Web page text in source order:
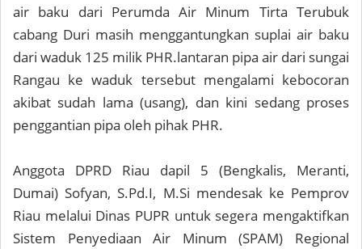
air baku dari Perumda Air Minum Tirta Terubuk
cabang Duri masih menggantungkan suplai air baku
dari waduk 125 milik PHR.lantaran pipa air dari sungai
Rangau ke waduk tersebut mengalami kebocoran
akibat sudah lama (usang), dan kini sedang proses
penggantian pipa oleh pihak PHR.
Anggota DPRD Riau dapil 5 (Bengkalis, Meranti,
Dumai) Sofyan, S.Pd.I, M.Si mendesak ke Pemprov
Riau melalui Dinas PUPR untuk segera mengaktifkan
Sistem Penyediaan Air Minum (SPAM) Regional